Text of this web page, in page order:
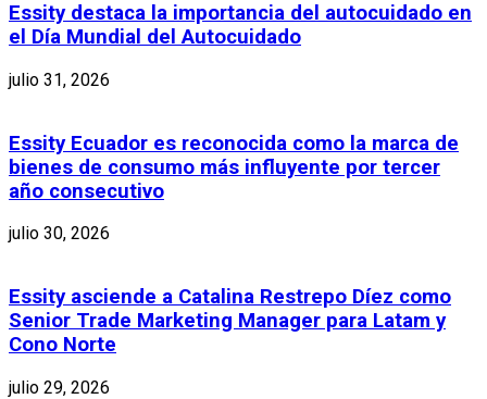
Essity destaca la importancia del autocuidado en
el Día Mundial del Autocuidado
julio 31, 2026
Essity Ecuador es reconocida como la marca de
bienes de consumo más influyente por tercer
año consecutivo
julio 30, 2026
Essity asciende a Catalina Restrepo Díez como
Senior Trade Marketing Manager para Latam y
Cono Norte
julio 29, 2026